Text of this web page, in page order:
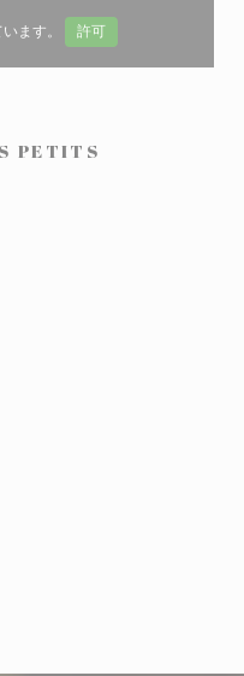
ます。 許可
PETITS